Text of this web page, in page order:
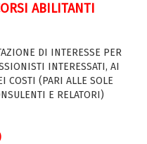
ABILITANTI
DI INTERESSE PER
INTERESSATI, AI
COSTI (PARI ALLE SOLE
E RELATORI)